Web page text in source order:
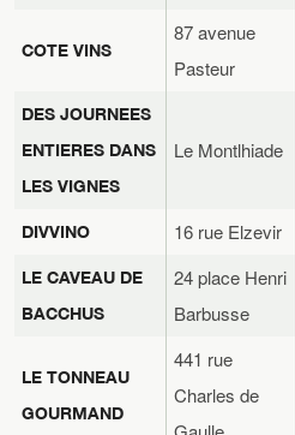
COTE VINS
87 avenue
Pasteur
DES JOURNEES
ENTIERES DANS
LES VIGNES
Le Montlhiade
DIVVINO 16 rue Elzevir
LE CAVEAU DE
BACCHUS
24 place Henri
Barbusse
LE TONNEAU
GOURMAND
441 rue
Charles de